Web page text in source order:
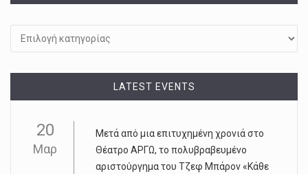
LATEST EVENTS
20
Μαρ
Μετά από μια επιτυχημένη χρονιά στο
Θέατρο ΑΡΓΩ, το πολυβραβευμένο
αριστούργημα του Τζεφ Μπάρον «Κάθε